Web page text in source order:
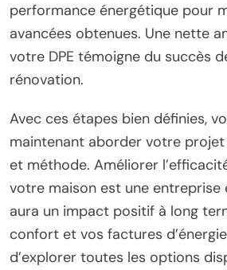
performance énergétique pour
avancées obtenues. Une nette
votre DPE témoigne du succès
rénovation.
Avec ces étapes bien définies,
maintenant aborder votre
et méthode. Améliorer
votre maison est une entreprise
aura un impact positif à long
confort et vos factures
d’explorer toutes les options